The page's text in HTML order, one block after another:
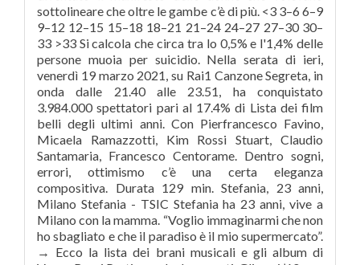
sottolineare che oltre le gambe c’è di più. <3 3–6 6–9
9–12 12–15 15–18 18–21 21–24 24–27 27–30 30–
33 >33 Si calcola che circa tra lo 0,5% e l'1,4% delle
persone muoia per suicidio. Nella serata di ieri,
venerdì 19 marzo 2021, su Rai1 Canzone Segreta, in
onda dalle 21.40 alle 23.51, ha conquistato
3.984.000 spettatori pari al 17.4% di Lista dei film
belli degli ultimi anni. Con Pierfrancesco Favino,
Micaela Ramazzotti, Kim Rossi Stuart, Claudio
Santamaria, Francesco Centorame. Dentro sogni,
errori, ottimismo c’è una certa eleganza
compositiva. Durata 129 min. Stefania, 23 anni,
Milano Stefania - TSIC Stefania ha 23 anni, vive a
Milano con la mamma. “Voglio immaginarmi che non
ho sbagliato e che il paradiso è il mio supermercato”.
→ Ecco la lista dei brani musicali e gli album di